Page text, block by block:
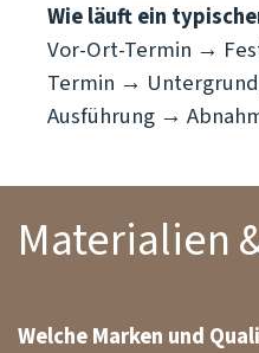
Wie läuft ein
Vor-Ort-Termin →
Termin →
Ausführung →
Materialien
Welche Marken und